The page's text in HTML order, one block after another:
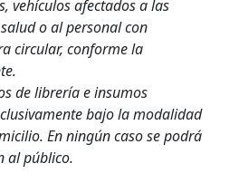
vehículos afectados a las
o al personal con
circular, conforme la
de librería e insumos
bajo la modalidad
En ningún caso se podrá
al público.